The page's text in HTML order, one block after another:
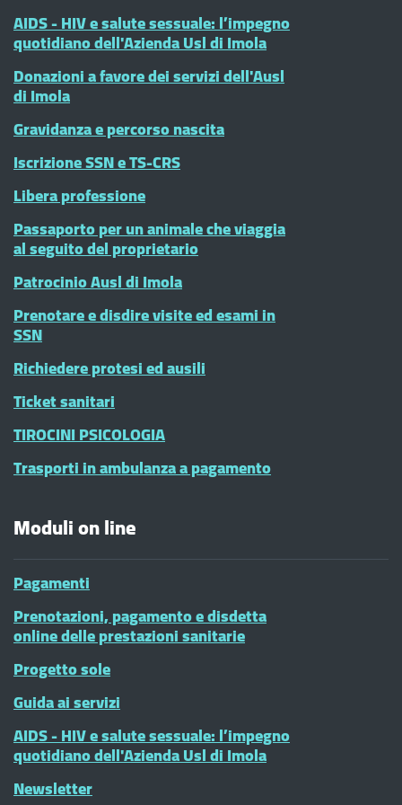
AIDS - HIV e salute sessuale: l’impegno
quotidiano dell'Azienda Usl di Imola
Donazioni a favore dei servizi dell'Ausl
di Imola
Gravidanza e percorso nascita
Iscrizione SSN e TS-CRS
Libera professione
Passaporto per un animale che viaggia
al seguito del proprietario
Patrocinio Ausl di Imola
Prenotare e disdire visite ed esami in
SSN
Richiedere protesi ed ausili
Ticket sanitari
TIROCINI PSICOLOGIA
Trasporti in ambulanza a pagamento
Moduli on line
Pagamenti
Prenotazioni, pagamento e disdetta
online delle prestazioni sanitarie
Progetto sole
Guida ai servizi
AIDS - HIV e salute sessuale: l’impegno
quotidiano dell'Azienda Usl di Imola
Newsletter